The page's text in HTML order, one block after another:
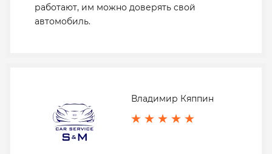
работают, им можно доверять свой
автомобиль.
Владимир Кяппин